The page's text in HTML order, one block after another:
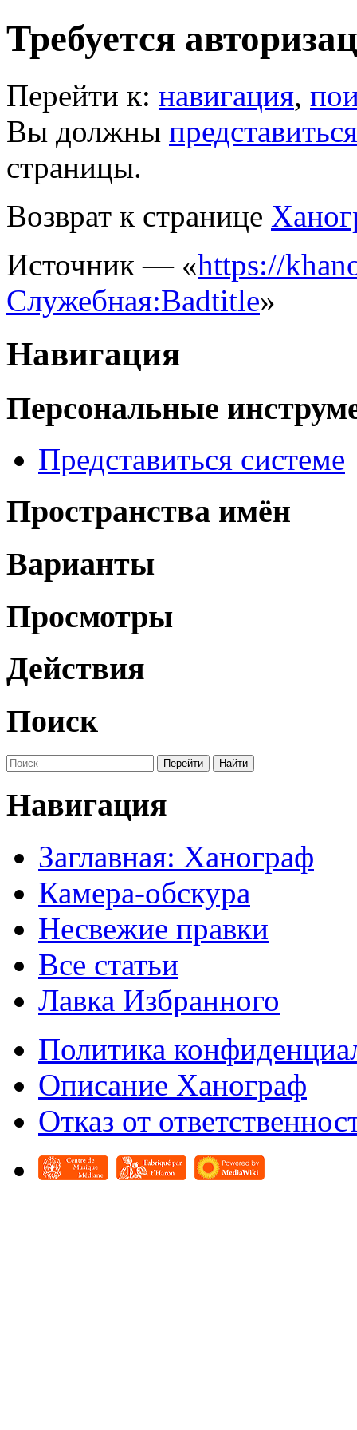
Требуется
Перейти к: навигация,
Вы должны представиться
страницы.
Возврат к странице
Источник — «https://
Служебная:Badtitle»
Навигация
Персональные
Представиться системе
Пространства имён
Варианты
Просмотры
Действия
Поиск
Навигация
Заглавная: Ханограф
Камера-обскура
Несвежие правки
Все статьи
Лавка Избранного
Политика
Описание Ханограф
Отказ от